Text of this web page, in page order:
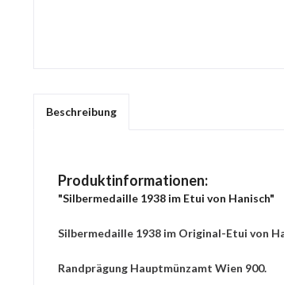
Beschreibung
Produktinformationen:
"Silbermedaille 1938 im Etui von Hanisch"
Silbermedaille 1938 im Original-Etui von
Randprägung Hauptmünzamt Wien 900.